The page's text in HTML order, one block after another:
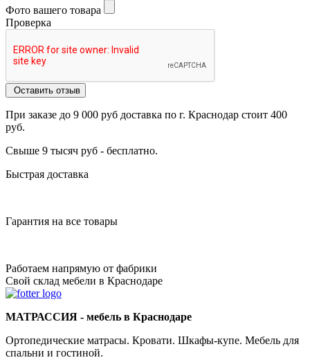
Фото вашего товара
Проверка
Оставить отзыв
При заказе до 9 000 руб доставка по г. Краснодар стоит 400
руб.
Свыше 9 тысяч руб - бесплатно.
Быстрая доставка
Гарантия на все товары
Работаем напрямую от фабрики
Свой склад мебели в Краснодаре
МАТРАССИЯ - мебель в Краснодаре
Ортопедические матрасы. Кровати. Шкафы-купе. Мебель для
спальни и гостиной.